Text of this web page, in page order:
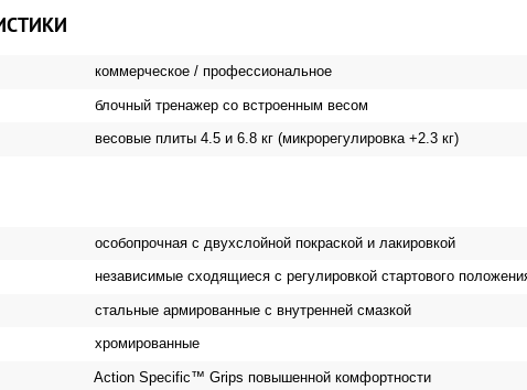
коммерческое / профессиональное
блочный тренажер со встроенным весом
весовые плиты 4.5 и 6.8 кг (микрорегулировка +2.3 кг)
особопрочная с двухслойной покраской и лакировкой
независимые сходящиеся с регулировкой стартового
стальные армированные c внутренней смазкой
хромированные
Action Specific™ Grips повышенной комфортности